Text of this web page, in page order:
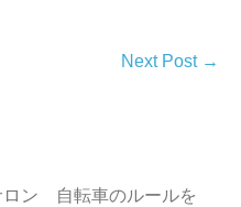
Next Post →
ロン 自転車のルールを